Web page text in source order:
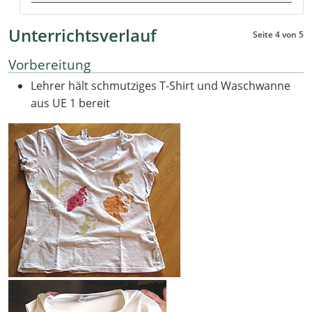
Seite 4 von 5
Unterrichtsverlauf
Vorbereitung
Lehrer hält schmutziges T-Shirt und Waschwanne
aus UE 1 bereit